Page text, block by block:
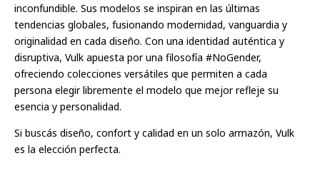
inconfundible. Sus modelos se inspiran en las últimas
tendencias globales, fusionando modernidad, vanguardia y
originalidad en cada diseño. Con una identidad auténtica y
disruptiva, Vulk apuesta por una filosofía #NoGender,
ofreciendo colecciones versátiles que permiten a cada
persona elegir libremente el modelo que mejor refleje su
esencia y personalidad.
Si buscás diseño, confort y calidad en un solo armazón, Vulk
es la elección perfecta.